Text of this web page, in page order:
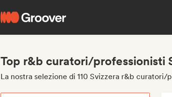
Top r&b curatori/professionisti
La nostra selezione di 110 Svizzera r&b curatori/